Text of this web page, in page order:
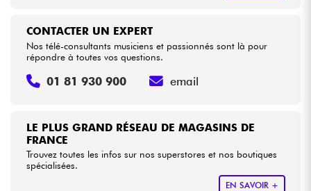
Voir nos marques
LE PLUS GRAND RÉSEAU DE MAGASINS DE
FRANCE
Trouvez toutes les infos sur nos superstores et nos boutiques
spécialisées.
EN SAVOIR +
CONTACTER UN EXPERT
Nos télé-consultants musiciens et passionnés sont là pour
répondre à toutes vos questions.
01 81 930 900 email